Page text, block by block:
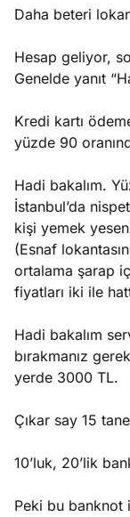
Daha beteri
Hesap geliyor,
Genelde yanıt
Kredi kartı
yüzde 90
Hadi bakalım.
İstanbul’da
kişi yemek
(Esnaf
ortalama şarap
fiyatları iki ile
Hadi bakalım
bırakmanız
yerde 3000 TL.
Çıkar say 15
10’luk, 20’lik
Peki bu banknot